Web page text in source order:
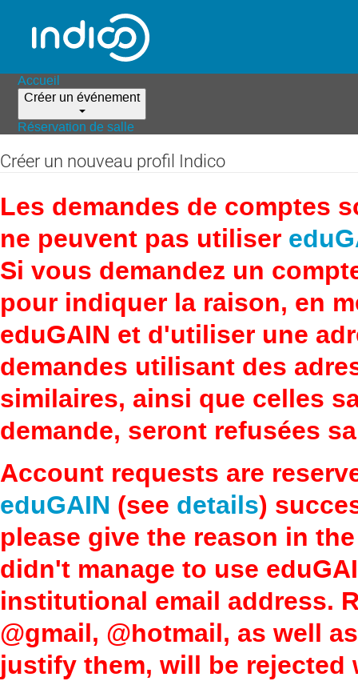
Accueil
Créer un événement
Réservation de salle
Créer un nouveau profil Indico
Les demandes de comptes
ne peuvent pas utiliser
Si vous demandez un
pour indiquer la raison, en
eduGAIN et d'utiliser une
demandes utilisant des
similaires, ainsi que celles
demande, seront refusées
Account requests are
eduGAIN (see details)
please give the reason in
didn't manage to use
institutional email address.
@gmail, @hotmail, as well
justify them, will be